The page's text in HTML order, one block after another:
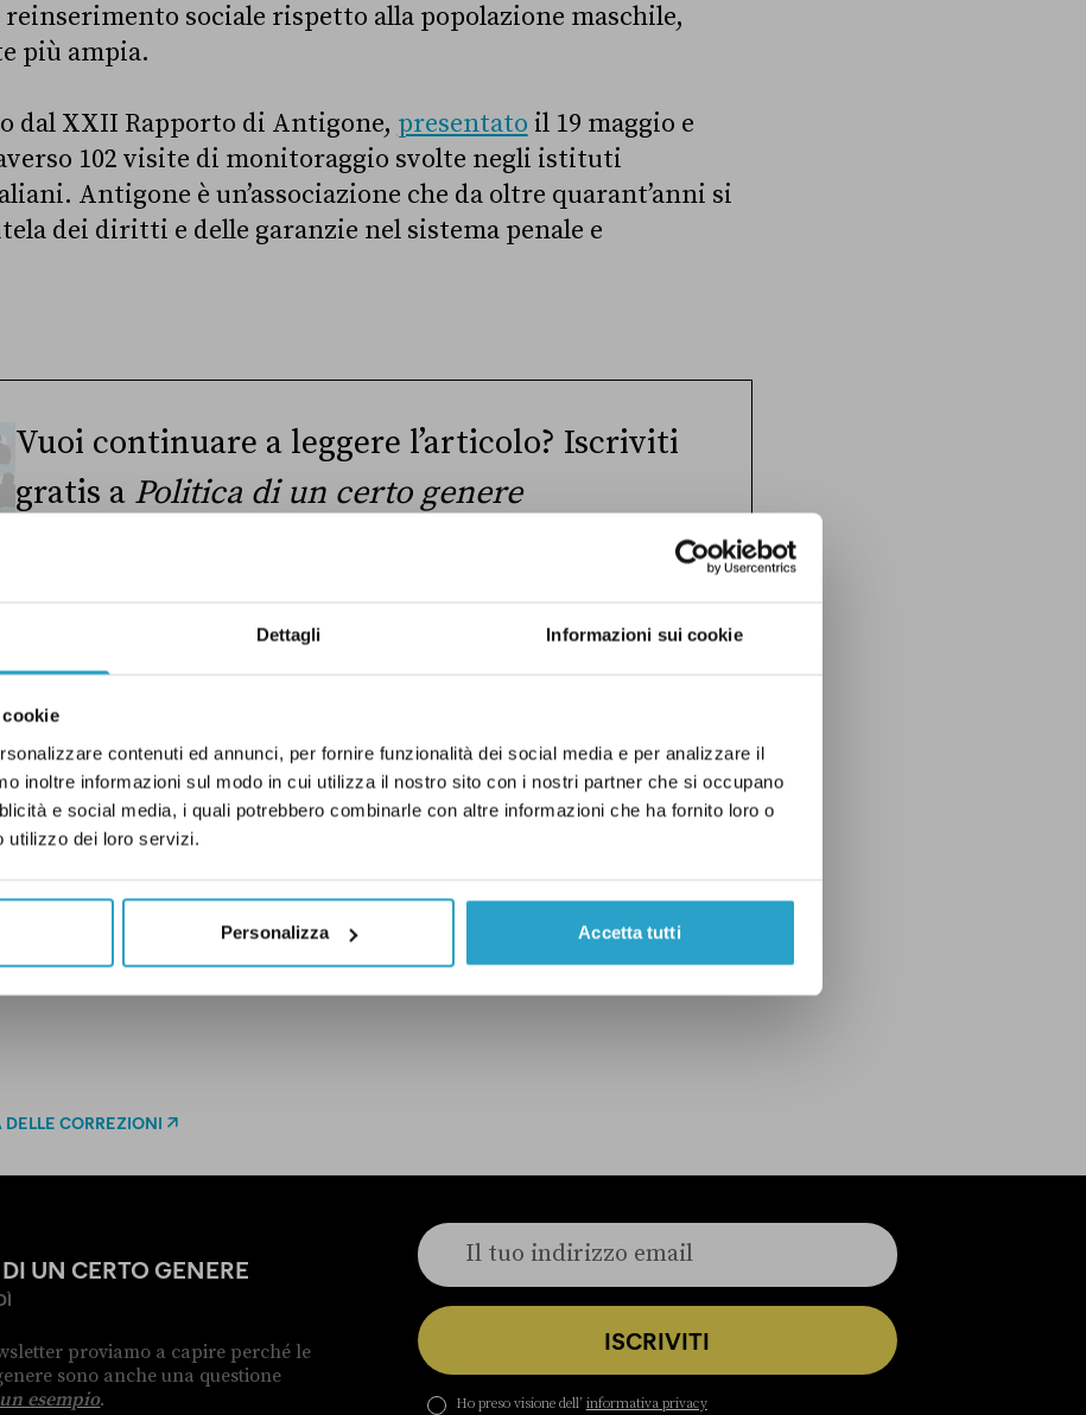
Dettagli Informazioni sui cookie
contenuti ed annunci, per fornire funzionalità dei social media e per analizzare il
inoltre informazioni sul modo in cui utilizza il nostro sito con i nostri partner che si occupano
e social media, i quali potrebbero combinarle con altre informazioni che ha fornito loro o
utilizzo dei loro servizi.
Personalizza Accetta tutti
sociale rispetto alla popolazione maschile,
più ampia.
dal XXII Rapporto di Antigone, presentato il 19 maggio e
102 visite di monitoraggio svolte negli istituti
Antigone è un’associazione che da oltre quarant’anni si
dei diritti e delle garanzie nel sistema penale e
Vuoi continuare a leggere l’articolo? Iscriviti
gratis a Politica di un certo genere
in cui le
Ho preso visione dell’ informativa privacy
CORREZIONI
UN CERTO GENERE
proviamo a capire perché le
sono anche una questione
esempio.
ISCRIVITI
Ho preso visione dell’ informativa privacy